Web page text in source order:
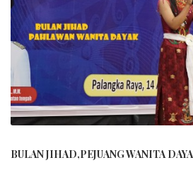
BULAN JIHAD,PEJUANG WANITA